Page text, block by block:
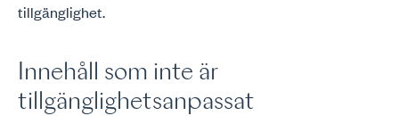
tillgänglighet.
Innehåll som inte är
tillgänglighetsanpassat